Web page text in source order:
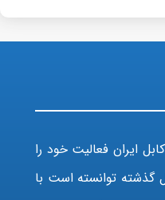
ایران فعالیت خود را
است در طول 10 سال گذشته توانسته است با